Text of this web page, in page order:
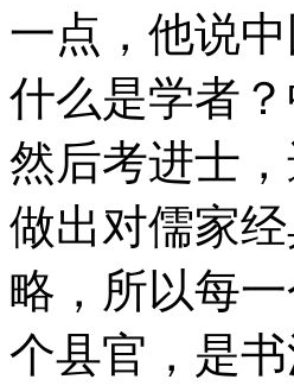
一点，他说
什么是学者
然后考进士
做出对儒家
略，所以每
个县官，是